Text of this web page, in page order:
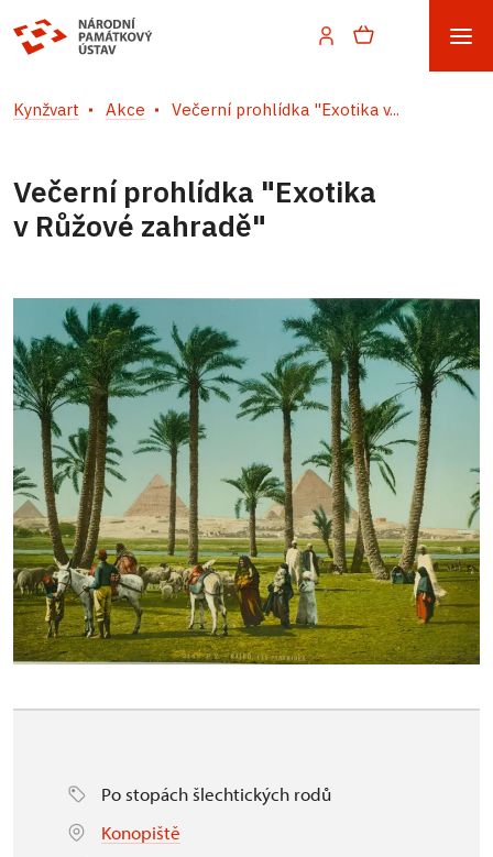
Kynžvart Akce Večerní prohlídka "Exotika v...
Večerní prohlídka "Exotika
v Růžové zahradě"
Po stopách šlechtických rodů
Konopiště